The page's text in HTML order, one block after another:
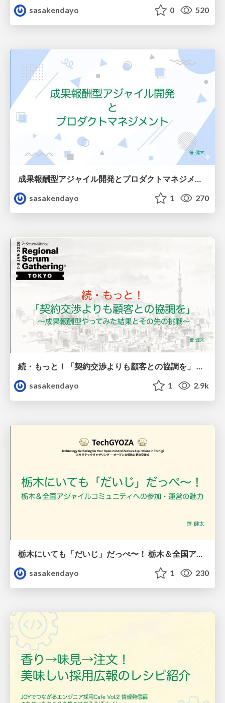
sasakendayo 0 520
sasakendayo
1 270
続・もっと！「契約交渉よりも顧客との協調を」 〜成果報酬型やってみた結果とその先の挑戦〜
sasakendayo
1 2.9k
栃木にいても「だいじ」だっぺ〜！ 栃木＆全国アジャイルコミュニティへの参加・運営の魅力
sasakendayo
1 230